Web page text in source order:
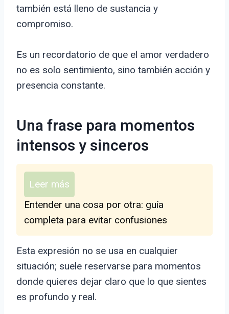
también está lleno de sustancia y
compromiso.
Es un recordatorio de que el amor verdadero
no es solo sentimiento, sino también acción y
presencia constante.
Una frase para momentos
intensos y sinceros
Leer más
Entender una cosa por otra: guía
completa para evitar confusiones
Esta expresión no se usa en cualquier
situación; suele reservarse para momentos
donde quieres dejar claro que lo que sientes
es profundo y real.